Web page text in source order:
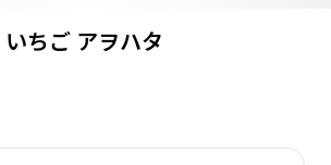
ちご アヲハタ